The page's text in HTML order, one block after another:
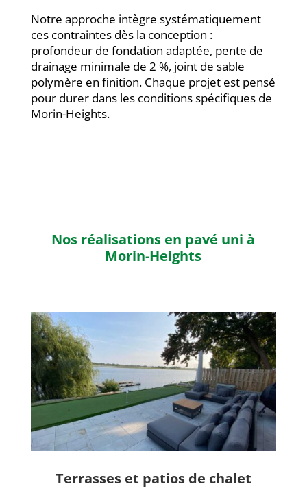
Notre approche intègre systématiquement
ces contraintes dès la conception :
profondeur de fondation adaptée, pente de
drainage minimale de 2 %, joint de sable
polymère en finition. Chaque projet est pensé
pour durer dans les conditions spécifiques de
Morin-Heights.
Nos réalisations en pavé uni à
Morin-Heights
Terrasses et patios de chalet